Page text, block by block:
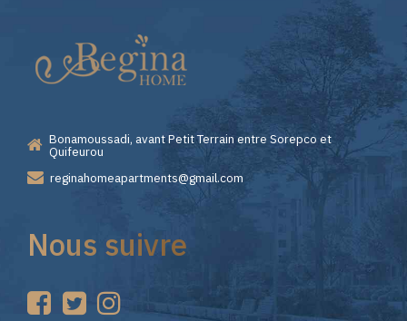
Casino
—
Premiers
Pas
sur
Choisir
Lizaro
Casino
pour
vos
Bonamoussadi, avant Petit Terrain entre Sorepco et
Quifeurou
reginahomeapartments@gmail.com
Nous suivre